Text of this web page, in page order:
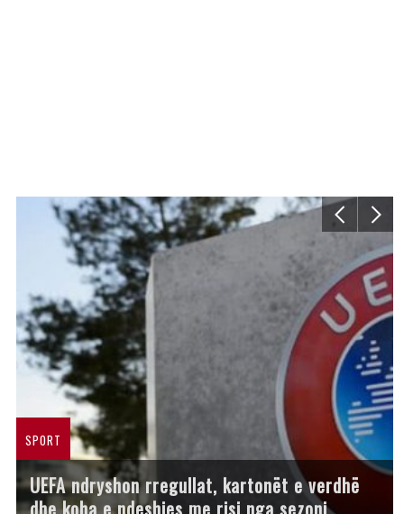
SPORT
UEFA ndryshon rregullat, kartonët e verdhë
dhe koha e ndeshjes me risi nga sezoni